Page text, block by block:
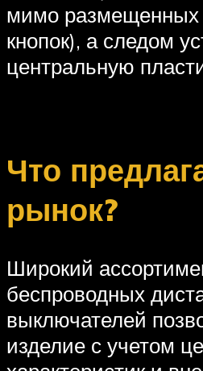
мимо размещенных
кнопок), а следом
центральную
Что
рынок?
Широкий
беспроводных
выключателей
изделие с учетом